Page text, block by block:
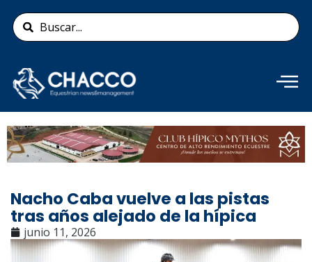
contenido
Search
...
Añade aquí tu texto de
cabecera
Nacho Caba vuelve a las pistas
tras años alejado de la hípica
junio 11, 2026